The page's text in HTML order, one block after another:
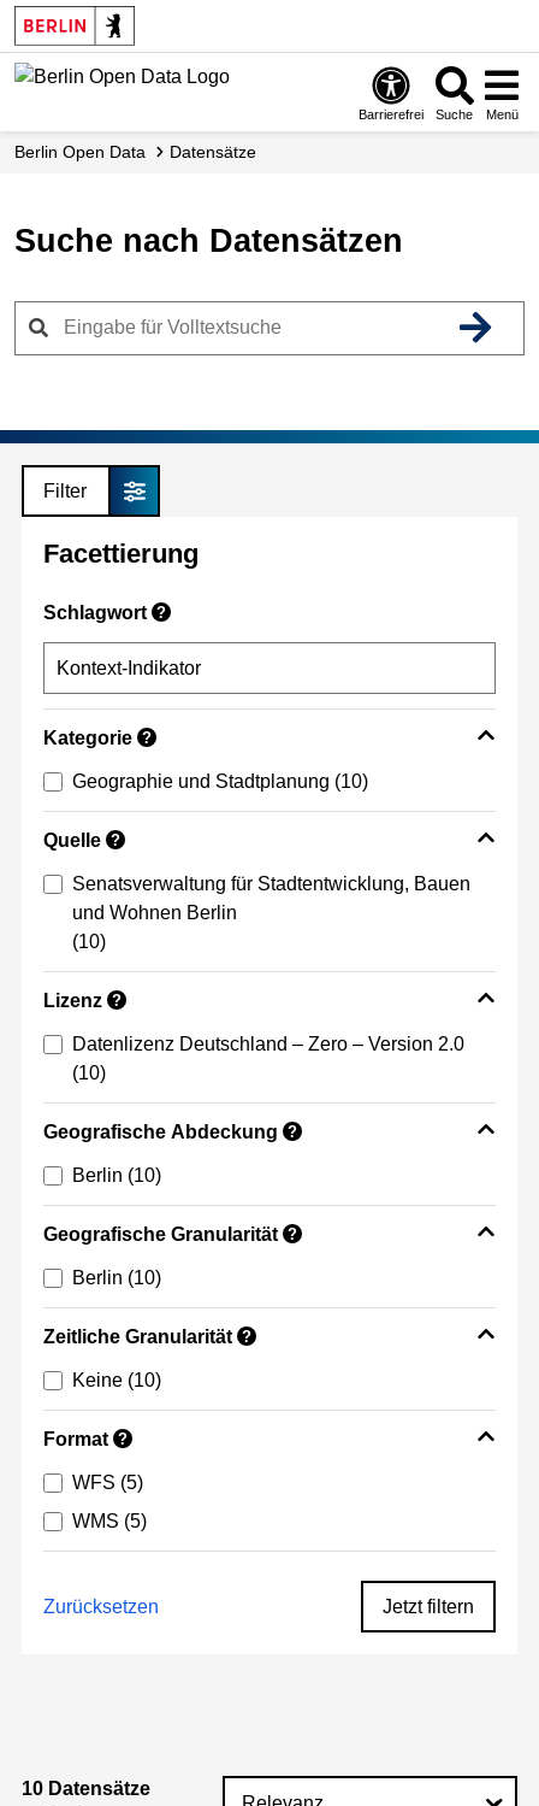
Skip
to
main
Barrierefrei Suche Menü
Berlin Open Data Datensätze
Suche nach Datensätzen
Filter
Facettierung
Schlagwort ?
Kategorie ?
Geographie und Stadtplanung (10)
Quelle ?
Senatsverwaltung für Stadtentwicklung, Bauen
und Wohnen Berlin
(10)
Lizenz ?
Datenlizenz Deutschland – Zero – Version 2.0
(10)
Geografische Abdeckung ?
Berlin (10)
Geografische Granularität ?
Berlin (10)
Zeitliche Granularität ?
Keine (10)
Format ?
WFS (5)
WMS (5)
Zurücksetzen Jetzt filtern
10 Datensätze